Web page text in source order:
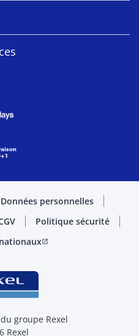
Données personnelles
Politique sécurité
open_in_new
groupe Rexel
Rexel